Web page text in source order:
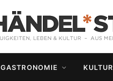
GASTRONOMIE KULTUR